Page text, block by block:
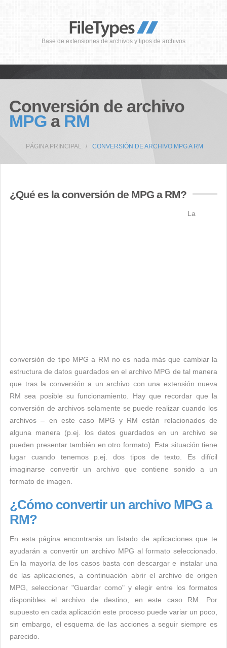
Base de extensiones de archivos y tipos de archivos
Conversión de archivo
MPG a RM
PÁGINA PRINCIPAL CONVERSIÓN DE ARCHIVO MPG A RM
¿Qué es la conversión de MPG a RM?
La
conversión de tipo MPG a RM no es nada más que cambiar la
estructura de datos guardados en el archivo MPG de tal manera
que tras la conversión a un archivo con una extensión nueva
RM sea posible su funcionamiento. Hay que recordar que la
conversión de archivos solamente se puede realizar cuando los
archivos – en este caso MPG y RM están relacionados de
alguna manera (p.ej. los datos guardados en un archivo se
pueden presentar también en otro formato). Esta situación tiene
lugar cuando tenemos p.ej. dos tipos de texto. Es difícil
imaginarse convertir un archivo que contiene sonido a un
formato de imagen.
¿Cómo convertir un archivo MPG a
RM?
En esta página encontrarás un listado de aplicaciones que te
ayudarán a convertir un archivo MPG al formato seleccionado.
En la mayoría de los casos basta con descargar e instalar una
de las aplicaciones, a continuación abrir el archivo de origen
MPG, seleccionar "Guardar como" y elegir entre los formatos
disponibles el archivo de destino, en este caso RM. Por
supuesto en cada aplicación este proceso puede variar un poco,
sin embargo, el esquema de las acciones a seguir siempre es
parecido.